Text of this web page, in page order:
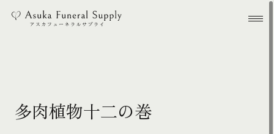
メ
多肉植物十二の巻